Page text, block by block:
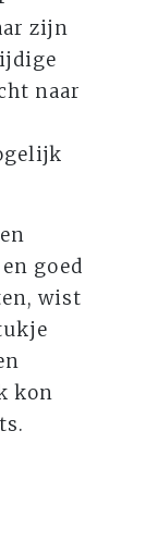
zijn
naar
goed
wist
kon